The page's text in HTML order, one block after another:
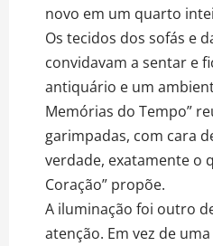
novo em um quarto
Os tecidos dos sofás e
convidavam a sentar e
antiquário e um
Memórias do Tempo”
garimpadas, com cara
verdade, exatamente o
Coração” propõe.
A iluminação foi outro
atenção. Em vez de